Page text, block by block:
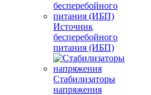
Источник
бесперебойного
питания (ИБП)
Стабилизаторы
напряжения